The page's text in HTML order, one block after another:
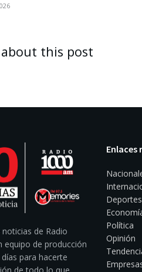
about this post
de Radio
equipo de producción
para hacerte
Enlaces
Deportes
Política
Opinión